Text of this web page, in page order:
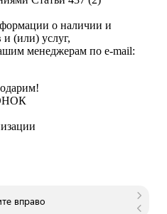
о наличии и
и (или) услуг,
менеджерам по e-mail: